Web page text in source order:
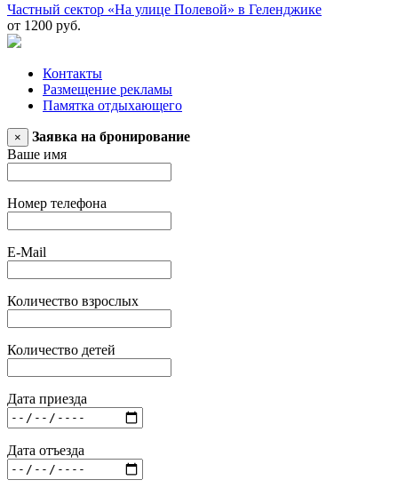
Частный сектор «На улице Полевой» в Геленджике
от 1200 руб.
Контакты
Размещение рекламы
Памятка отдыхающего
×
Заявка на бронирование
Ваше имя
Номер телефона
E-Mail
Количество взрослых
Количество детей
Дата приезда
Дата отъезда